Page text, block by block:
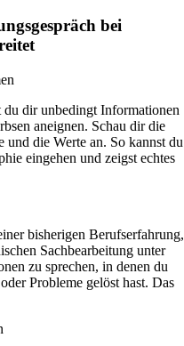
bei
dir unbedingt Informationen
aneignen. Schau dir die
und die Werte an. So kannst du
eingehen und zeigst echtes
bisherigen Berufserfahrung,
Sachbearbeitung unter
zu sprechen, in denen du
Probleme gelöst hast. Das